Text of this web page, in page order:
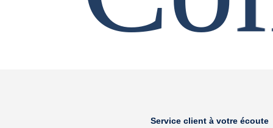
Service client à votre écoute